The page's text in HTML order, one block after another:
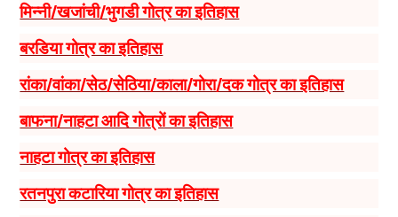
मिन्नी/खजांची/भुगडी गोत्र का इतिहास
बरडिया गोत्र का इतिहास
रांका/वांका/सेठ/सेठिया/काला/गोरा/दक गोत्र का इतिहास
बाफना/नाहटा आदि गोत्रों का इतिहास
नाहटा गोत्र का इतिहास
रतनपुरा कटारिया गोत्र का इतिहास